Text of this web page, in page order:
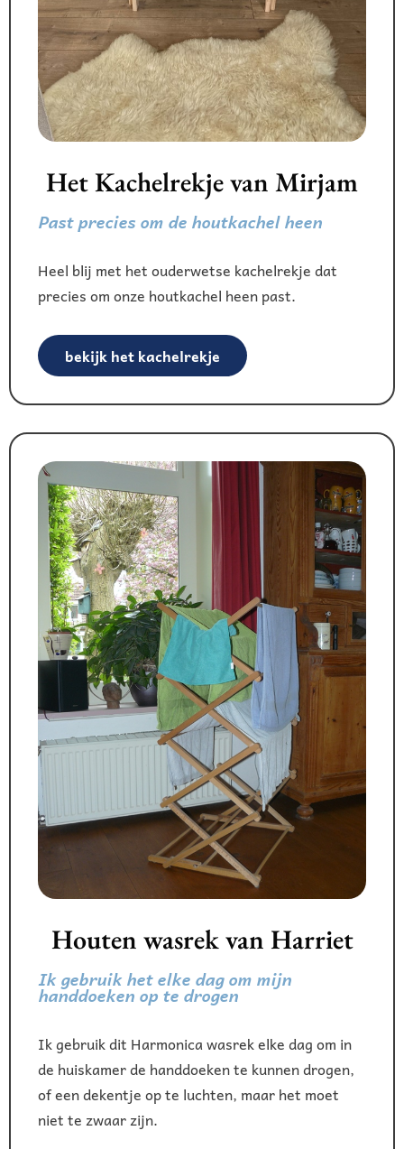
Het Kachelrekje van Mirjam
Past precies om de houtkachel heen
Heel blij met het ouderwetse kachelrekje dat
precies om onze houtkachel heen past.
bekijk het kachelrekje
Houten wasrek van Harriet
Ik gebruik het elke dag om mijn
handdoeken op te drogen
Ik gebruik dit Harmonica wasrek elke dag om in
de huiskamer de handdoeken te kunnen drogen,
of een dekentje op te luchten, maar het moet
niet te zwaar zijn.